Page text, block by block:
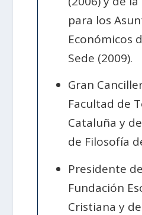
para los
Económicos
Sede (2009).
Gran
Facultad de
Cataluña y
de Filosofía
Presidente
Fundación
Cristiana y